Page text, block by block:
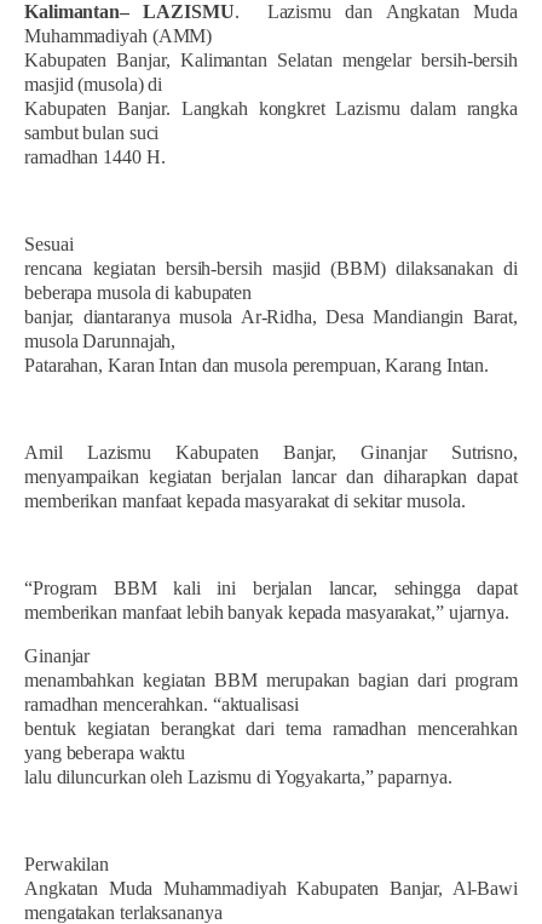
Kalimantan– LAZISMU.
Lazismu dan Angkatan Muda
Muhammadiyah (AMM)
Kabupaten Banjar, Kalimantan Selatan mengelar bersih-bersih
masjid (musola) di
Kabupaten Banjar. Langkah kongkret Lazismu dalam rangka
sambut bulan suci
ramadhan 1440 H.
Sesuai
rencana kegiatan bersih-bersih masjid (BBM) dilaksanakan di
beberapa musola di kabupaten
banjar, diantaranya musola Ar-Ridha, Desa Mandiangin Barat,
musola Darunnajah,
Patarahan, Karan Intan dan musola perempuan, Karang Intan.
Amil Lazismu Kabupaten Banjar, Ginanjar Sutrisno,
menyampaikan kegiatan berjalan lancar dan diharapkan dapat
memberikan manfaat kepada masyarakat di sekitar musola.
“Program BBM kali ini berjalan lancar, sehingga dapat
memberikan manfaat lebih banyak kepada masyarakat,” ujarnya.
Ginanjar
menambahkan kegiatan BBM merupakan bagian dari program
ramadhan mencerahkan. “aktualisasi
bentuk kegiatan berangkat dari tema ramadhan mencerahkan
yang beberapa waktu
lalu diluncurkan oleh Lazismu di Yogyakarta,” paparnya.
Perwakilan
Angkatan Muda Muhammadiyah Kabupaten Banjar, Al-Bawi
mengatakan terlaksananya